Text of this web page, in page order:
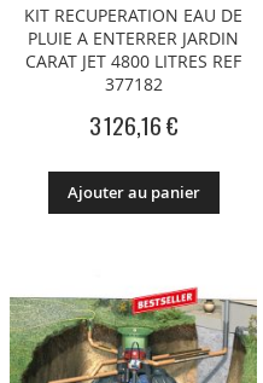
KIT RECUPERATION EAU DE
PLUIE A ENTERRER JARDIN
CARAT JET 4800 LITRES REF
377182
3 126,16 €
Ajouter au panier